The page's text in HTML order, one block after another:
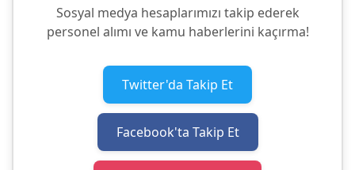
Sosyal medya hesaplarımızı takip ederek
personel alımı ve kamu haberlerini kaçırma!
Twitter'da Takip Et
Facebook'ta Takip Et